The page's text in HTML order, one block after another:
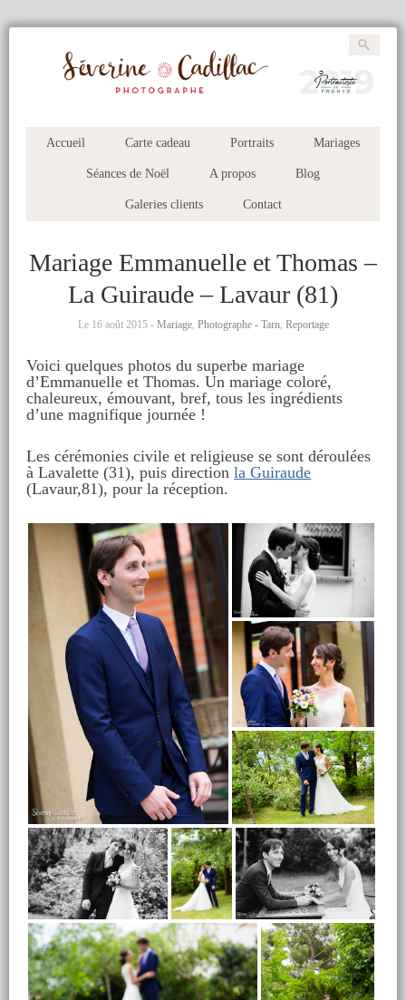
Accueil Carte cadeau Portraits Mariages
Séances de Noël A propos Blog
Galeries clients Contact
Mariage Emmanuelle et Thomas –
La Guiraude – Lavaur (81)
Le 16 août 2015 - Mariage, Photographe - Tarn Reportage
Voici quelques photos du superbe mariage
d’Emmanuelle et Thomas. Un mariage coloré,
chaleureux, émouvant, bref, tous les ingrédients
d’une magnifique journée !
Les cérémonies civile et religieuse se sont déroulées
à Lavalette (31), puis directionla Guiraude
(Lavaur,81), pour la réception.